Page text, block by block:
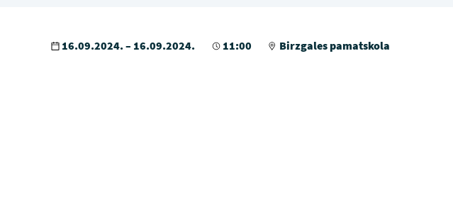
16.09.2024. – 16.09.2024. 11:00 Birzgales pamatskola